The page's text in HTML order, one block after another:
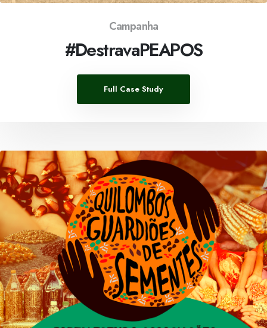
Campanha
#DestravaPEAPOS
Full Case Study